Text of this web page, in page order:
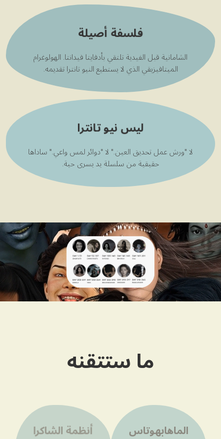
فلسفة أصيلة
الشامانية قبل الفيدية تلتقي بأدفايتا فيدانتا. الهولوغرام
الميتافيزيقي الذي لا يستطيع النيو تانترا تقديمه.
ليس نيو تانترا
لا "ورش عمل تحديق العين." لا "دوائر لمس واعي." ساداها
حقيقية من سلسلة يد يسرى حية.
ما ستتقنه
الماهابهوتاس أنظمة الشاكرا